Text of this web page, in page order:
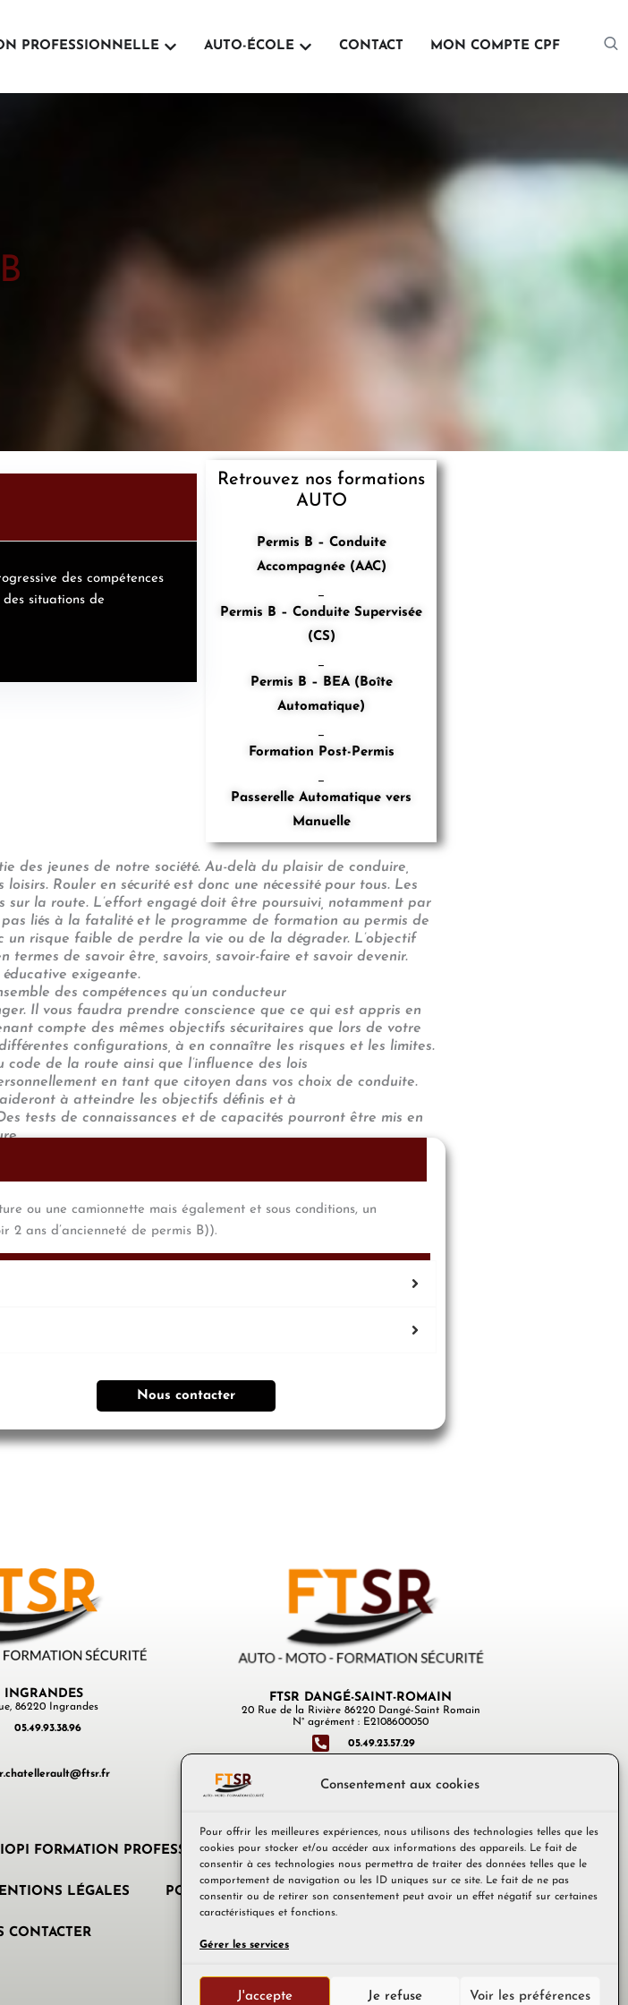
Consentement aux cookies
Pour offrir les meilleures expériences, nous utilisons des technologies telles que les
cookies pour stocker et/ou accéder aux informations des appareils. Le fait de
consentir à ces technologies nous permettra de traiter des données telles que le
comportement de navigation ou les ID uniques sur ce site. Le fait de ne pas
consentir ou de retirer son consentement peut avoir un effet négatif sur certaines
caractéristiques et fonctions.
Gérer les services
J'accepte Je refuse Voir les préférences
PROFESSIONNELLE Ouvrir Formation Professionnelle
AUTO-ÉCOLE Ouvrir Auto-école
CONTACT MON COMPTE CPF
des compétences
situations de
Retrouvez nos formations
AUTO
Permis B – Conduite
Accompagnée (AAC)
Permis B – Conduite Supervisée
(CS)
Permis B – BEA (Boîte
Automatique)
Formation Post-Permis
Passerelle Automatique vers
Manuelle
des jeunes de notre société. Au-delà du plaisir de conduire,
Rouler en sécurité est donc une nécessité pour tous. Les
la route. L’effort engagé doit être poursuivi, notamment par
liés à la fatalité et le programme de formation au permis de
risque faible de perdre la vie ou de la dégrader. L’objectif
termes de savoir être, savoirs, savoir-faire et savoir devenir.
exigeante.
des compétences qu’un conducteur
Il vous faudra prendre conscience que ce qui est appris en
compte des mêmes objectifs sécuritaires que lors de votre
configurations, à en connaître les risques et les limites.
de la route ainsi que l’influence des lois
en tant que citoyen dans vos choix de conduite.
à atteindre les objectifs définis et à
tests de connaissances et de capacités pourront être mis en
ou une camionnette mais également et sous conditions, un
2 ans d’ancienneté de permis B)).
Nous contacter
INGRANDES
86220 Ingrandes
05.49.93.38.96
FTSR DANGÉ-SAINT-ROMAIN
20 Rue de la Rivière 86220 Dangé-Saint Romain
N° agrément : E2108600050
05.49.23.57.29
ftsr.dange@ftsr.fr
FORMATION PROFESSIONNELLE QUALIOPI AUTO-ÉCOLE
LÉGALES POLITIQUE DE COOKIES (EU) CGV
CONTACTER